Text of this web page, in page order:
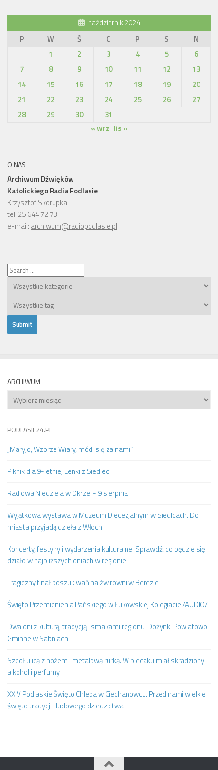
październik 2024
P
W Ś C P S
N
1
2 3 4 5
6
7
8 9 10 11 12
13
14
15 16 17 18 19
20
21
22 23 24 25 26
27
28
29 30
31
« wrz lis »
O NAS
Archiwum Dźwięków
Katolickiego Radia Podlasie
Krzysztof Skorupka
tel. 25 644 72 73
e-mail: archiwum@radiopodlasie.pl
ARCHIWUM
Archiwum
PODLASIE24.PL
„Maryjo, Wzorze Wiary, módl się za nami”
Piknik dla 9-letniej Lenki z Siedlec
Radiowa Niedziela w Okrzei - 9 sierpnia
Wyjątkowa wystawa w Muzeum Diecezjalnym w Siedlcach. Do
miasta przyjadą dzieła z Włoch
Koncerty, festyny i wydarzenia kulturalne. Sprawdź, co będzie się
działo w najbliższych dniach w regionie
Tragiczny finał poszukiwań na żwirowni w Berezie
Święto Przemienienia Pańskiego w Łukowskiej Kolegiacie /AUDIO/
Dwa dni z kulturą, tradycją i smakami regionu. Dożynki Powiatowo-
Gminne w Sabniach
Szedł ulicą z nożem i metalową rurką. W plecaku miał skradziony
alkohol i perfumy
XXIV Podlaskie Święto Chleba w Ciechanowcu. Przed nami wielkie
święto tradycji i ludowego dziedzictwa